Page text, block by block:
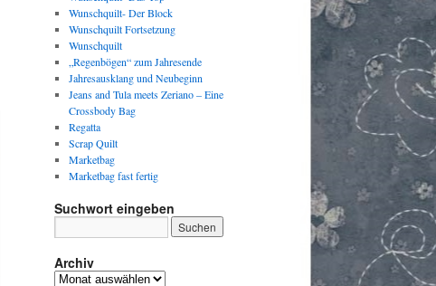
Wunschquilt- Der Block
Wunschquilt Fortsetzung
Wunschquilt
„Regenbögen“ zum Jahresende
Jahresausklang und Neubeginn
Jeans and Tula meets Zeriano – Eine
Crossbody Bag
Regatta
Scrap Quilt
Marketbag
Marketbag fast fertig
Suchwort eingeben
Archiv
Archiv